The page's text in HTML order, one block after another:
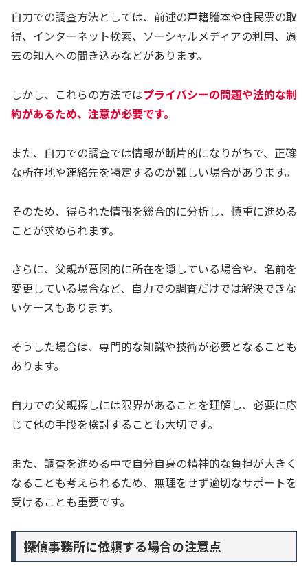
自力での調査方法としては、前述の戸籍謄本や住民票の取
得、インターネット検索、ソーシャルメディアの利用、過
去の知人への聞き込みなどがあります。
しかし、これらの方法ではプライバシーの問題や法的な制
約があるため、注意が必要です。
また、自力での調査では情報が断片的になりがちで、正確
な所在地や連絡先を特定するのが難しい場合があります。
そのため、得られた情報を総合的に分析し、慎重に進める
ことが求められます。
さらに、父親が意図的に所在を隠している場合や、名前を
変更している場合など、自力での調査だけでは解決できな
いケースもあります。
そうした場合は、専門的な知識や技術が必要となることも
あります。
自力での父親探しには限界があることを理解し、必要に応
じて他の手段を検討することも大切です。
また、調査を進める中で自分自身の精神的な負担が大きく
なることも考えられるため、無理をせず適切なサポートを
受けることも重要です。
探偵事務所に依頼する場合の注意点